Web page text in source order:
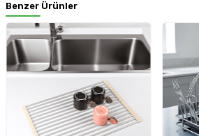
Benzer Ürünler